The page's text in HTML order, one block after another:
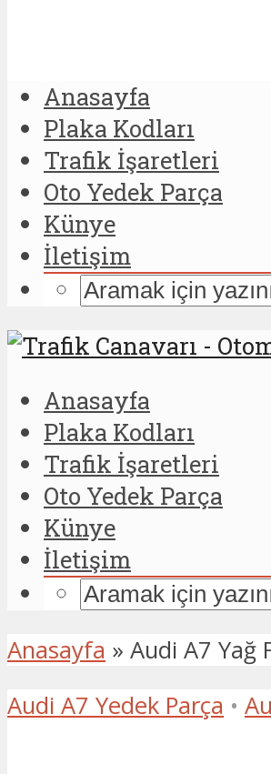
Anasayfa
Plaka Kodları
Trafik İşaretleri
Oto Yedek Parça
Künye
İletişim
Anasayfa
Plaka Kodları
Trafik İşaretleri
Oto Yedek Parça
Künye
İletişim
Anasayfa » Audi A7 Yağ
Audi A7 Yedek Parça •